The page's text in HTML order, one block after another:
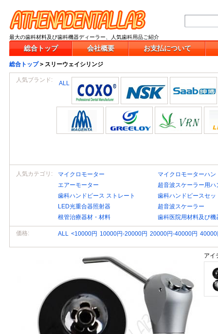
最大の歯科材料及び歯科機器ディーラー、人気歯科用品ご紹介
総合トップ 会社概要 お支払について
総合トップ > スリーウェイシリンジ
人気ブランド: ALL
人気カテゴリ: マイクロモーター
マイクロモーターハン
エアーモーター
超音波スケーラー用ハ
歯科ハンドピース ストレート
歯科ハンドピースセッ
LED光重合器照射器
超音波スケーラー
根管治療器材・材料
歯科医院用材料及び機
価格: ALL <10000円 10000円-20000円 20000円-40000円
アイ